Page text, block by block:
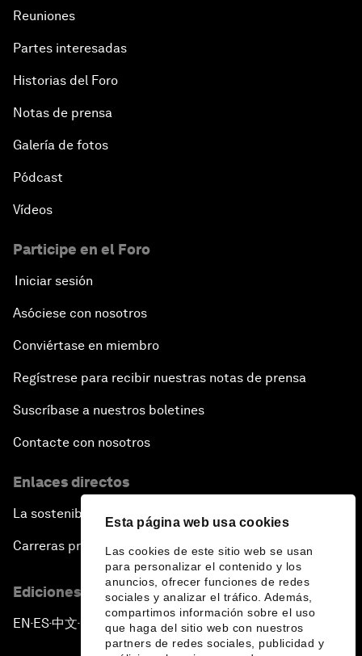
Esta página web usa cookies
Las cookies de este sitio web se usan
para personalizar el contenido y los
anuncios, ofrecer funciones de redes
sociales y analizar el tráfico. Además,
compartimos información sobre el uso
que haga del sitio web con nuestros
partners de redes sociales, publicidad y
Reuniones
Partes interesadas
Historias del Foro
Notas de prensa
Galería de fotos
Pódcast
Vídeos
Participe en el Foro
Iniciar sesión
Asóciese con nosotros
Conviértase en miembro
Regístrese para recibir nuestras notas de prensa
Suscríbase a nuestros boletines
Contacte con nosotros
Enlaces directos
La sostenibilidad en el Foro
Carreras profesionales
Ediciones en otros idiomas
EN ▪ES▪中文▪ 日本語